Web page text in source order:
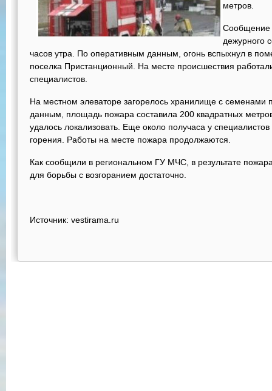
метров.
Сообщение
дежурного
часов утра. По оперативным данным, огонь вспыхнул в
поселка Пристанционный. На месте происшествия
специалистов.
На местном элеваторе загорелось хранилище с семенами
данным, площадь пожара составила 200 квадратных
удалось локализовать. Еще около получаса у
горения. Работы на месте пожара продолжаются.
Как сообщили в региональном ГУ МЧС, в результате
для борьбы с возгоранием достаточно.
Источник: vestirama.ru